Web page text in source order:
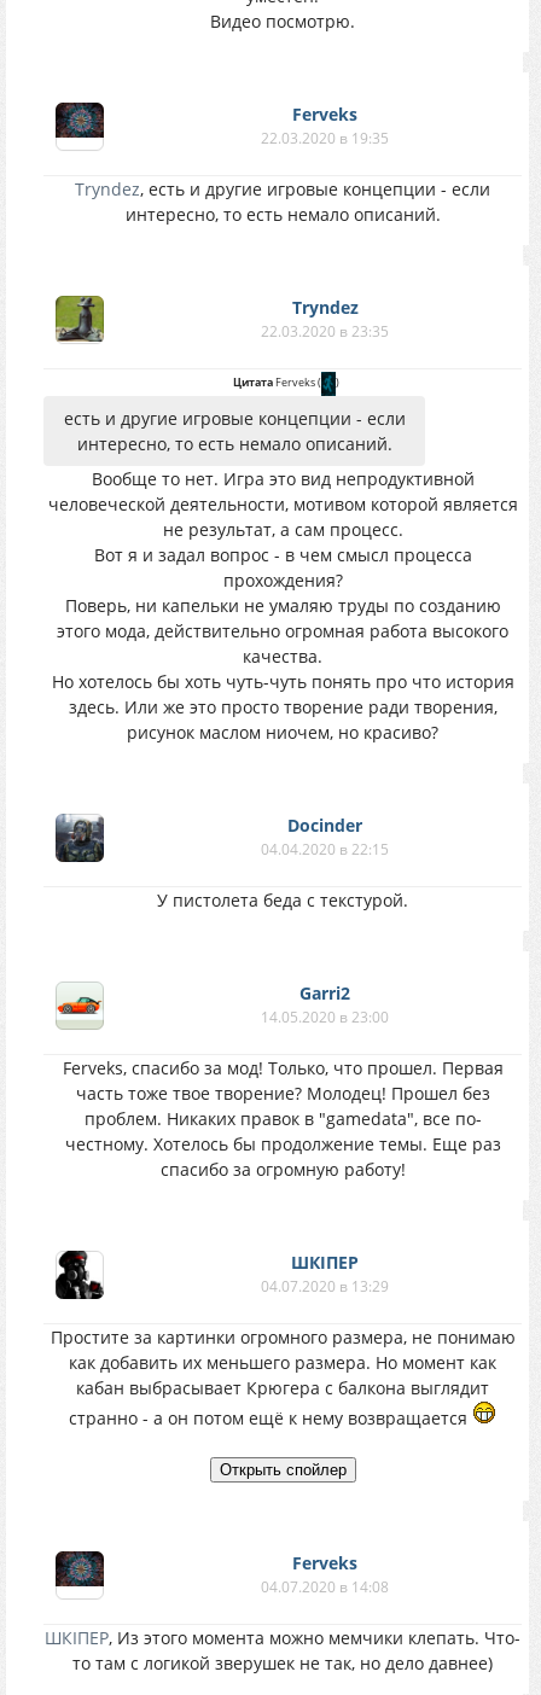
Видео посмотрю.
Ferveks
22.03.2020 в 19:35
Tryndez, есть и другие игровые концепции - если
интересно, то есть немало описаний.
Tryndez
22.03.2020 в 23:35
ЦитатаFerveks( )
есть и другие игровые концепции - если
интересно, то есть немало описаний.
Вообще то нет. Игра это вид непродуктивной
человеческой деятельности, мотивом которой является
не результат, а сам процесс.
Вот я и задал вопрос - в чем смысл процесса
прохождения?
Поверь, ни капельки не умаляю труды по созданию
этого мода, действительно огромная работа высокого
качества.
Но хотелось бы хоть чуть-чуть понять про что история
здесь. Или же это просто творение ради творения,
рисунок маслом ниочем, но красиво?
Docinder
04.04.2020 в 22:15
У пистолета беда с текстурой.
Garri2
14.05.2020 в 23:00
Ferveks, спасибо за мод! Только, что прошел. Первая
часть тоже твое творение? Молодец! Прошел без
проблем. Никаких правок в "gamedata", все по-
честному. Хотелось бы продолжение темы. Еще раз
спасибо за огромную работу!
ШКІПЕР
04.07.2020 в 13:29
Простите за картинки огромного размера, не понимаю
как добавить их меньшего размера. Но момент как
кабан выбрасывает Крюгера с балкона выглядит
странно - а он потом ещё к нему возвращается
Ferveks
04.07.2020 в 14:08
ШКІПЕР, Из этого момента можно мемчики клепать. Что-
то там с логикой зверушек не так, но дело давнее)